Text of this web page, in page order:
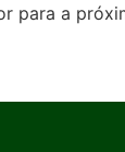
para a